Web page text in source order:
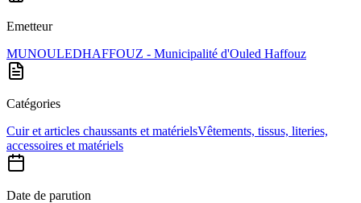
Emetteur
MUNOULEDHAFFOUZ - Municipalité d'Ouled Haffouz
Catégories
Cuir et articles chaussants et matérielsVêtements, tissus, literies,
accessoires et matériels
Date de parution